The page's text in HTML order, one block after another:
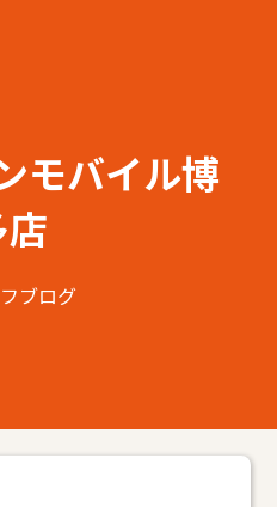
モバイル博
ブログ